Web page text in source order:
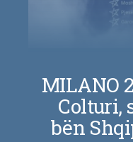
MILANO
Colturi,
bën